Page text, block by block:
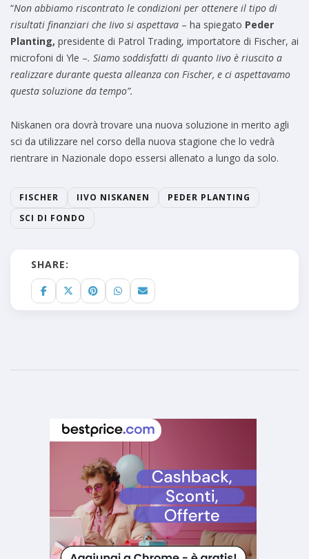
“Non abbiamo riscontrato le condizioni per ottenere il tipo di
risultati finanziari che Iivo si aspettava – ha spiegato Peder
Planting, presidente di Patrol Trading, importatore di Fischer, ai
microfoni di Yle –. Siamo soddisfatti di quanto Iivo è riuscito a
realizzare durante questa alleanza con Fischer, e ci aspettavamo
questa soluzione da tempo”.
Niskanen ora dovrà trovare una nuova soluzione in merito agli
sci da utilizzare nel corso della nuova stagione che lo vedrà
rientrare in Nazionale dopo essersi allenato a lungo da solo.
FISCHER IIVO NISKANEN
PEDER PLANTING
SCI DI FONDO
SHARE: